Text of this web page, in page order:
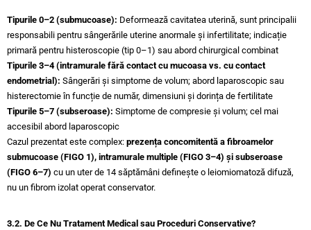
Tipurile 0–2 (submucoase): Deformează cavitatea uterină, sunt principalii
responsabili pentru sângerările uterine anormale și infertilitate; indicație
primară pentru histeroscopie (tip 0–1) sau abord chirurgical combinat
Tipurile 3–4 (intramurale fără contact cu mucoasa vs. cu contact
endometrial): Sângerări și simptome de volum; abord laparoscopic sau
histerectomie în funcție de număr, dimensiuni și dorința de fertilitate
Tipurile 5–7 (subseroase): Simptome de compresie și volum; cel mai
accesibil abord laparoscopic
Cazul prezentat este complex: prezența concomitentă a fibroamelor
submucoase (FIGO 1), intramurale multiple (FIGO 3–4) și subseroase
(FIGO 6–7) cu un uter de 14 săptămâni definește o leiomiomatoză difuză,
nu un fibrom izolat operat conservator.
3.2. De Ce Nu Tratament Medical sau Proceduri Conservative?